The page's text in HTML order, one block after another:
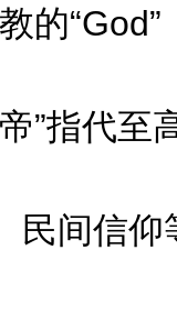
的
”指代至
民间信仰